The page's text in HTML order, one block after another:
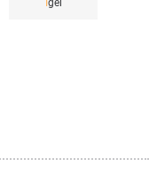
gel